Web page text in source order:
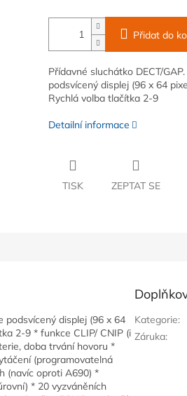
Přidat do
Přídavné sluchátko DECT/
podsvícený displej (96 x 64
Rychlá volba tlačítka 2-9
Detailní informace
TISK ZEPTAT SE
podsvícený displej (96 x 64
2-9 * funkce CLIP/ CNIP (i
doba trvání hovoru *
(programovatelná
(navíc oproti A690) *
* 20 vyzváněních
Kategorie:
Záruka: